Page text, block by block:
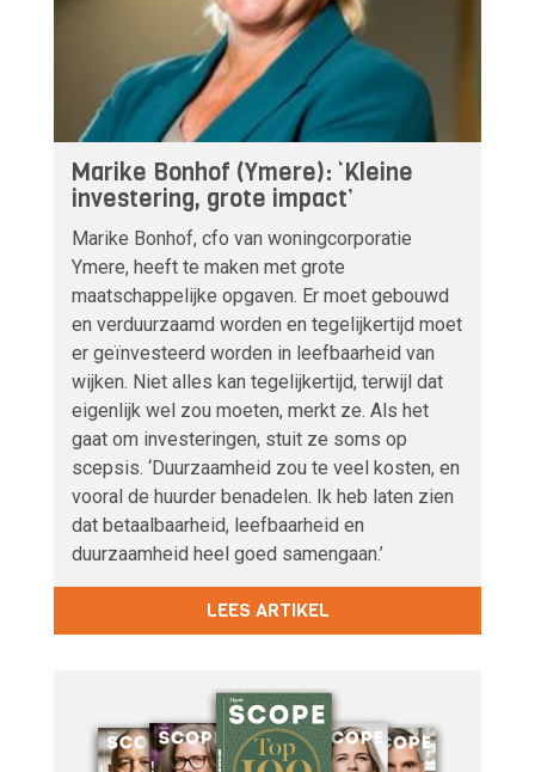
Marike Bonhof (Ymere): ‘Kleine
investering, grote impact’
Marike Bonhof, cfo van woningcorporatie
Ymere, heeft te maken met grote
maatschappelijke opgaven. Er moet gebouwd
en verduurzaamd worden en tegelijkertijd moet
er geïnvesteerd worden in leefbaarheid van
wijken. Niet alles kan tegelijkertijd, terwijl dat
eigenlijk wel zou moeten, merkt ze. Als het
gaat om investeringen, stuit ze soms op
scepsis. ‘Duurzaamheid zou te veel kosten, en
vooral de huurder benadelen. Ik heb laten zien
dat betaalbaarheid, leefbaarheid en
duurzaamheid heel goed samengaan.’
LEES ARTIKEL